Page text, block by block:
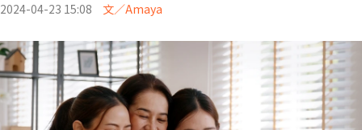
2024-04-23 15:08 文／Amaya